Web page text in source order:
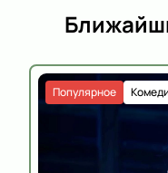
Популярное